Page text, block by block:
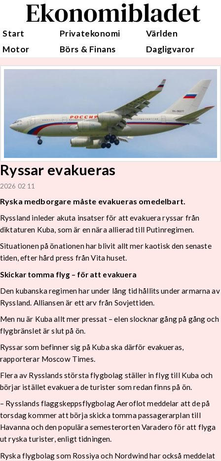
Ekonomibladet
Start Privatekonomi
Världen
Motor
Börs & Finans Dagligvaror
Ryssar evakueras
2026 02 11
Ryska medborgare måste evakueras omedelbart.
Ryssland inleder akuta insatser för att evakuera ryssar från
diktaturen Kuba, som är en nära allierad till Putinregimen.
Situationen på önationen har blivit allt mer kaotisk den senaste
tiden, efter hård press från Vita huset.
Skickar tomma flyg – för att evakuera
Den kubanska regimen har under lång tid hållits under armarna av
Ryssland. Alliansen är ett arv från Sovjettiden.
Men nu är Kuba allt mer pressat – elen slocknar gång på gång och
flygbränslet är slut på ön.
Ryssar som befinner sig på Kuba ska därför evakueras,
rapporterar Moscow Times.
Flera av Rysslands största flygbolag ställer in flyg till Kuba och
börjar istället evakuera de turister som redan finns på ön.
– Rysslands flaggskeppsflygbolag Aeroflot meddelar att de på
torsdag kommer att börja skicka tomma passagerarplan till
Havanna och den populära semesterorten Varadero för att flyga
ut ryska turister, enligt tidningen.
Ryska flygbolag som Rossiya och Nordwind har också meddelat